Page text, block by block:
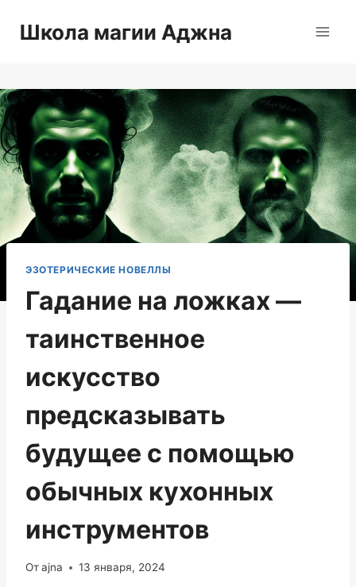
Школа магии Аджна
ЭЗОТЕРИЧЕСКИЕ НОВЕЛЛЫ
Гадание на ложках —
таинственное
искусство
предсказывать
будущее с помощью
обычных кухонных
инструментов
Отajna 13 января, 2024